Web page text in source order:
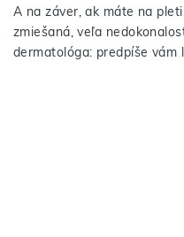
A na záver, ak máte na
zmiešaná, veľa
dermatológa: predpíše vám